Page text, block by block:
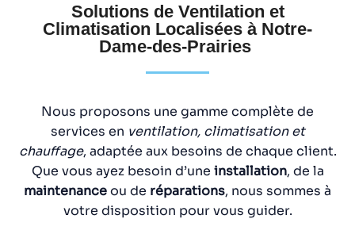
Solutions de Ventilation et
Climatisation Localisées à Notre-
Dame-des-Prairies
Nous proposons une gamme complète de
services en ventilation, climatisation et
chauffage, adaptée aux besoins de chaque client.
Que vous ayez besoin d’une installation, de la
maintenanceou de réparations, nous sommes à
votre disposition pour vous guider.